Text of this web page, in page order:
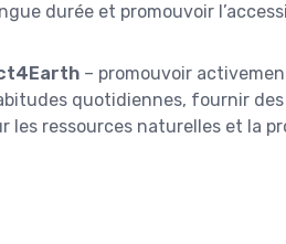
durée et promouvoir
– promouvoir
quotidiennes, fournir
les ressources naturelles et la